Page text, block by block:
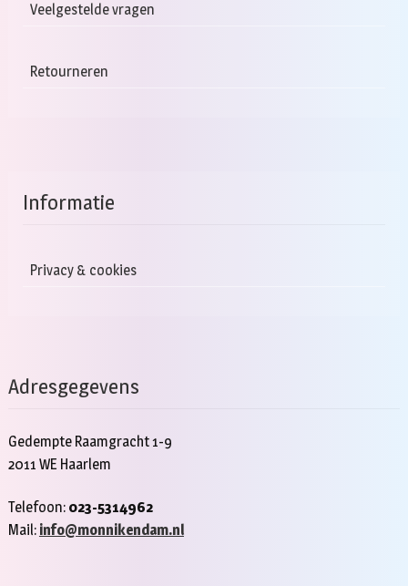
Veelgestelde vragen
Retourneren
Informatie
Privacy & cookies
Adresgegevens
Gedempte Raamgracht 1-9
2011 WE Haarlem
Telefoon: 023-5314962
Mail: info@monnikendam.nl